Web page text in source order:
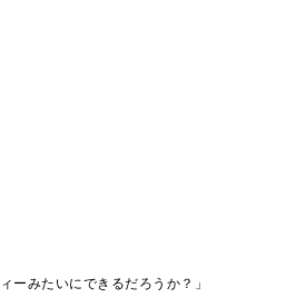
ーみたいにできるだろうか？」